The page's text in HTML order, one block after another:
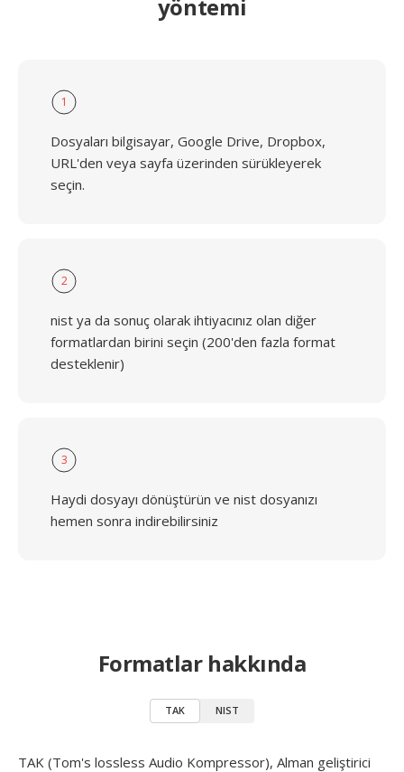
yöntemi
1
Dosyaları bilgisayar, Google Drive, Dropbox,
URL'den veya sayfa üzerinden sürükleyerek
seçin.
2
nist ya da sonuç olarak ihtiyacınız olan diğer
formatlardan birini seçin (200'den fazla format
desteklenir)
3
Haydi dosyayı dönüştürün ve nist dosyanızı
hemen sonra indirebilirsiniz
Formatlar hakkında
TAK NIST
TAK (Tom's lossless Audio Kompressor), Alman geliştirici